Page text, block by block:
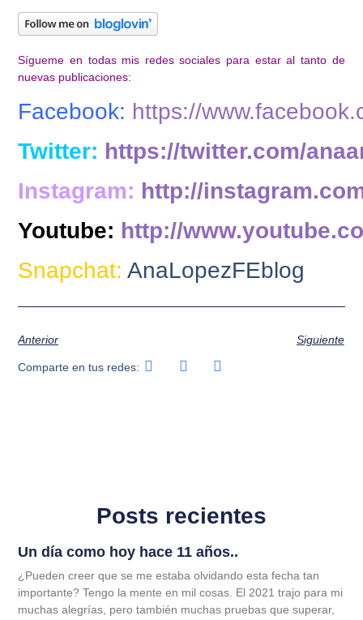
Sígueme en todas mis redes sociales para estar al tanto de
nuevas publicaciones:
Facebook: https://
Twitter: https://twitter.com/
Instagram: http://
Youtube: http://
Snapchat: AnaLopezFEblog
Anterior Siguiente
Comparte en tus redes:
Posts recientes
Un día como hoy hace 11 años..
¿Pueden creer que se me estaba olvidando esta fecha tan
importante? Tengo la mente en mil cosas. El 2021 trajo para mi
muchas alegrías, pero también muchas pruebas que superar,